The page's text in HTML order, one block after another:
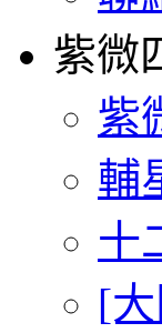
紫微
紫
輔
十
[